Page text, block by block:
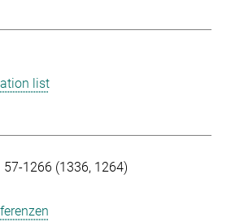
list
1266 (1336, 1264)